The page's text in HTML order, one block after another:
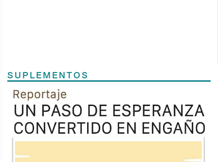
SUPLEMENTOS
Previous
TODOS LOS SUPLEMENTOS